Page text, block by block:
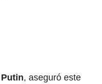
, aseguró este